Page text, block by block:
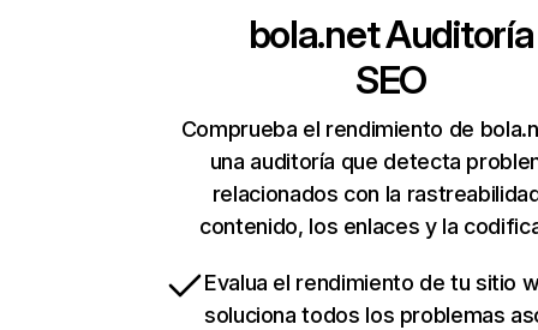
bola.netAuditoría
SEO
Comprueba el rendimiento de
una auditoría que detecta
relacionados con la
contenido, los enlaces y la
Evalua el rendimiento de tu sitio
soluciona todos los problemas